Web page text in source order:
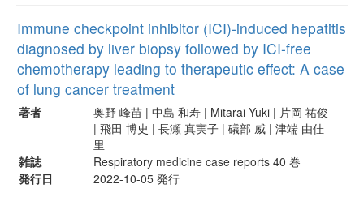
Immune checkpoint inhibitor (ICI)-induced hepatitis
diagnosed by liver biopsy followed by ICI-free
chemotherapy leading to therapeutic effect: A case
of lung cancer treatment
著者
奥野 峰苗 | 中島 和寿 | Mitarai Yuki | 片岡 祐俊
| 飛田 博史 | 長瀬 真実子 | 礒部 威 | 津端 由佳
里
雑誌
Respiratory medicine case reports 40 巻
発行日
2022-10-05 発行